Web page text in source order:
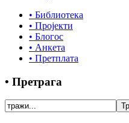
• Библиотека
• Пројекти
• Блогос
• Анкета
• Претплата
• Претрага